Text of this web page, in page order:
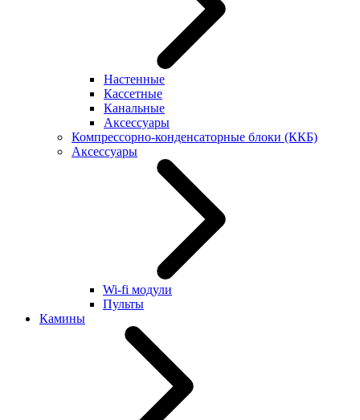
Настенные
Кассетные
Канальные
Аксессуары
Компрессорно-конденсаторные блоки (ККБ)
Аксессуары
Wi-fi модули
Пульты
Камины